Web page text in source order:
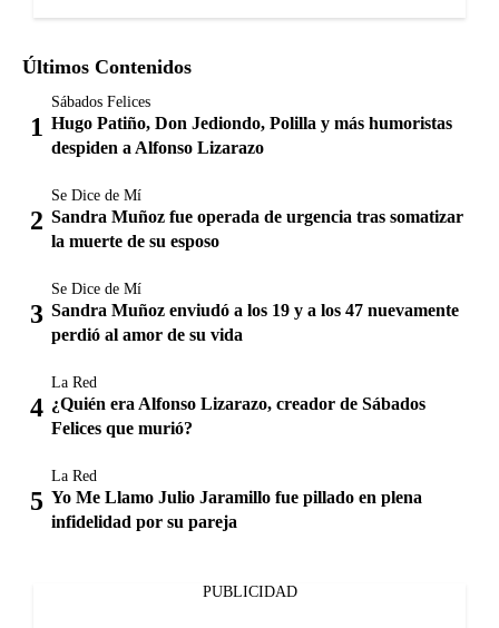
Últimos Contenidos
Sábados Felices
Hugo Patiño, Don Jediondo, Polilla y más humoristas
despiden a Alfonso Lizarazo
Se Dice de Mí
Sandra Muñoz fue operada de urgencia tras somatizar
la muerte de su esposo
Se Dice de Mí
Sandra Muñoz enviudó a los 19 y a los 47 nuevamente
perdió al amor de su vida
La Red
¿Quién era Alfonso Lizarazo, creador de Sábados
Felices que murió?
La Red
Yo Me Llamo Julio Jaramillo fue pillado en plena
infidelidad por su pareja
PUBLICIDAD